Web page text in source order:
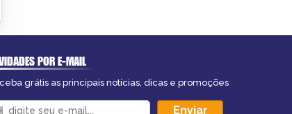
POR E-MAIL
grátis as principais notícias, dicas e promoções